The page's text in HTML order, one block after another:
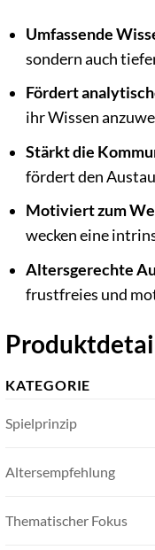
Umfassende
sondern auch
Fördert
ihr Wissen
Stärkt die
fördert den
Motiviert zum
wecken eine
Altersgerechte
frustfreies und
KATEGORIE
Spielprinzip
Altersempfehlung
Thematischer Fokus